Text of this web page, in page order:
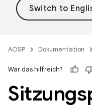
AOSP Dokumentation
War das hilfreich?